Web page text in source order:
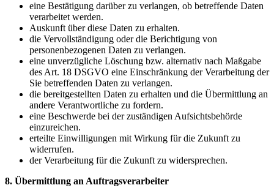
eine Bestätigung darüber zu verlangen, ob betreffende Daten
verarbeitet werden.
Auskunft über diese Daten zu erhalten.
die Vervollständigung oder die Berichtigung von
personenbezogenen Daten zu verlangen.
eine unverzügliche Löschung bzw. alternativ nach Maßgabe
des Art. 18 DSGVO eine Einschränkung der Verarbeitung der
Sie betreffenden Daten zu verlangen.
die bereitgestellten Daten zu erhalten und die Übermittlung an
andere Verantwortliche zu fordern.
eine Beschwerde bei der zuständigen Aufsichtsbehörde
einzureichen.
erteilte Einwilligungen mit Wirkung für die Zukunft zu
widerrufen.
der Verarbeitung für die Zukunft zu widersprechen.
8. Übermittlung an Auftragsverarbeiter